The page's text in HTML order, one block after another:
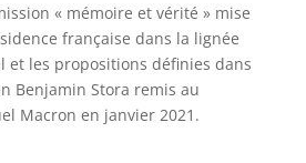
« mémoire et vérité » mise
française dans la lignée
et les propositions définies dans
Benjamin Stora remis au
Macron en janvier 2021.